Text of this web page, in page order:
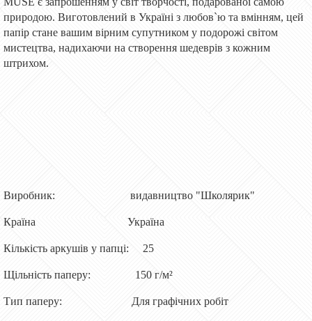
природою. Виготовлений в Україні з любов`ю та вмінням, цей
папір стане вашим вірним супутником у подорожі світом
мистецтва, надихаючи на створення шедеврів з кожним
штрихом.
Виробник: видавництво "Школярик"
Країна Україна
Кількість аркушів у папці: 25
Щільність паперу: 150 г/м²
Тип паперу: Для графічних робіт